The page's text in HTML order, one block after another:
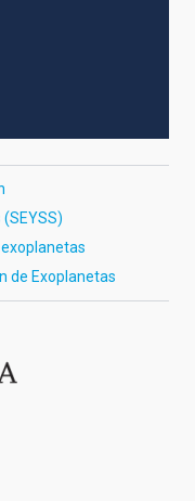
de Exoplanetas